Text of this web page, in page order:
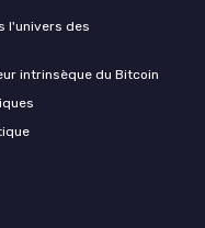
l'univers des
intrinsèque du Bitcoin